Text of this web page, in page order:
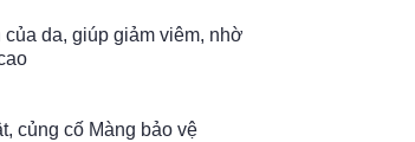
da, giúp giảm viêm, nhờ
củng cố Màng bảo vệ